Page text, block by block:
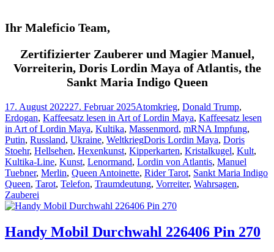
Ihr Maleficio Team,
Zertifizierter Zauberer und Magier Manuel,
Vorreiterin, Doris Lordin Maya of Atlantis, the
Sankt Maria Indigo Queen
Veröffentlicht
am
17. August 202227. Februar 2025Kategorien
Atomkrieg, Donald Trump,
Erdogan, Kaffeesatz lesen in Art of Lordin Maya, Kaffeesatz lesen
in Art of Lordin Maya, Kultika, Massenmord, mRNA Impfung,
Putin, Russland, Ukraine, WeltkriegSchlagwörter
Doris Lordin Maya, Doris
Stoehr, Hellsehen, Hexenkunst, Kipperkarten, Kristalkugel, Kult,
Kultika-Line, Kunst, Lenormand, Lordin von Atlantis, Manuel
Tuebner, Merlin, Queen Antoinette, Rider Tarot, Sankt Maria Indigo
Queen, Tarot, Telefon, Traumdeutung, Vorreiter, Wahrsagen,
Zauberei
Handy Mobil Durchwahl 226406 Pin 270